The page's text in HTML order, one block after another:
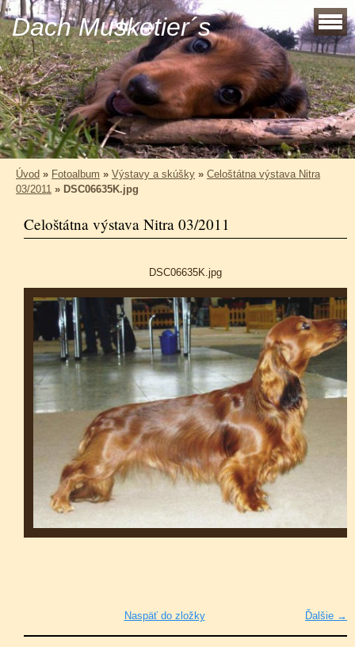
Dach Musketier´s
Úvod » Fotoalbum » Výstavy a skúšky » Celoštátna výstava Nitra
03/2011 » DSC06635K.jpg
Celoštátna výstava Nitra 03/2011
DSC06635K.jpg
Ďalšie →
Naspäť do zložky